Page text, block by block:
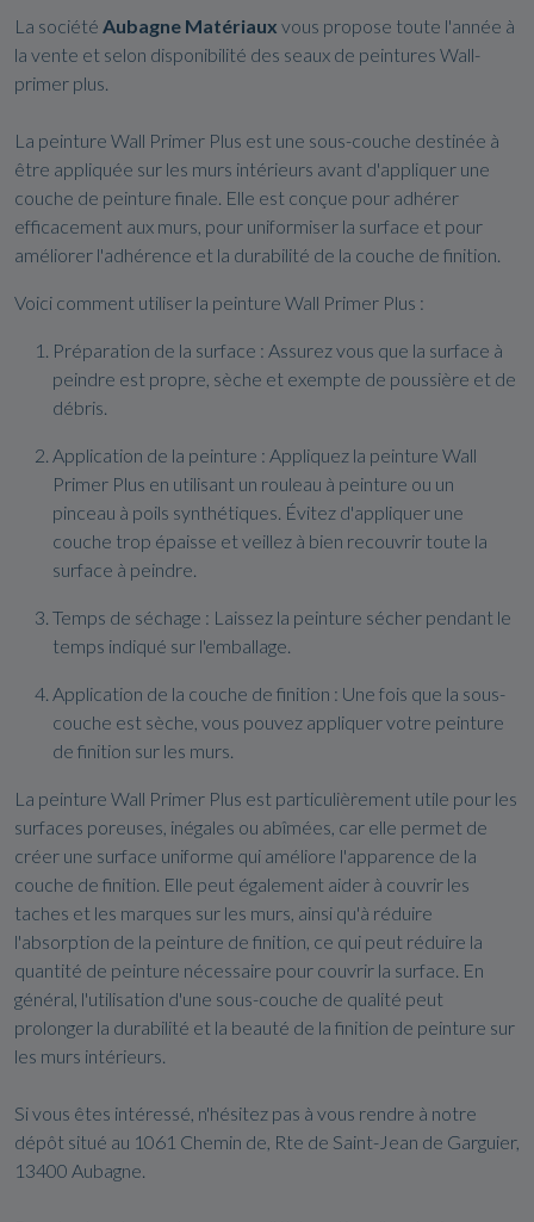
La société Aubagne Matériaux vous propose toute l'année à
la vente et selon disponibilité des seaux de peintures Wall-
primer plus.
La peinture Wall Primer Plus est une sous-couche destinée à
être appliquée sur les murs intérieurs avant d'appliquer une
couche de peinture finale. Elle est conçue pour adhérer
efficacement aux murs, pour uniformiser la surface et pour
améliorer l'adhérence et la durabilité de la couche de finition.
Voici comment utiliser la peinture Wall Primer Plus :
Préparation de la surface : Assurez vous que la surface à
peindre est propre, sèche et exempte de poussière et de
débris.
Application de la peinture : Appliquez la peinture Wall
Primer Plus en utilisant un rouleau à peinture ou un
pinceau à poils synthétiques. Évitez d'appliquer une
couche trop épaisse et veillez à bien recouvrir toute la
surface à peindre.
Temps de séchage : Laissez la peinture sécher pendant le
temps indiqué sur l'emballage.
Application de la couche de finition : Une fois que la sous-
couche est sèche, vous pouvez appliquer votre peinture
de finition sur les murs.
La peinture Wall Primer Plus est particulièrement utile pour les
surfaces poreuses, inégales ou abîmées, car elle permet de
créer une surface uniforme qui améliore l'apparence de la
couche de finition. Elle peut également aider à couvrir les
taches et les marques sur les murs, ainsi qu'à réduire
l'absorption de la peinture de finition, ce qui peut réduire la
quantité de peinture nécessaire pour couvrir la surface. En
général, l'utilisation d'une sous-couche de qualité peut
prolonger la durabilité et la beauté de la finition de peinture sur
les murs intérieurs.
Si vous êtes intéressé, n'hésitez pas à vous rendre à notre
dépôt situé au 1061 Chemin de, Rte de Saint-Jean de Garguier,
13400 Aubagne.